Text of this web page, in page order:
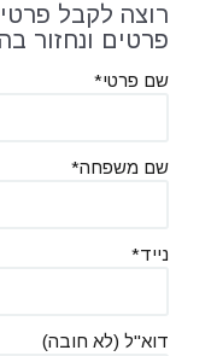
רוצה לקבל
פרטים ונחזור
שם פרטי*
שם משפחה*
נייד*
דוא''ל (לא חובה)